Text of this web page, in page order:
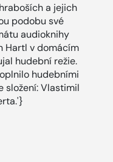
a jejich
podobu své
audioknihy
Hartl v domácím
hudební režie.
hudebními
složení: Vlastimil